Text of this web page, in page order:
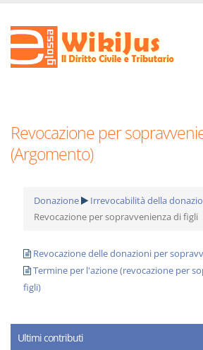
Revocazione per
(Argomento)
Donazione Irrevocabilità della
Revocazione per sopravvenienza di figli
Revocazione delle donazioni per
Termine per l'azione (revocazione per
figli)
Ultimi contributi